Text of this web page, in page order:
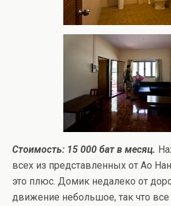
Стоимость: 15 000 бат в месяц.
всех из представленных от Ао
это плюс. Домик недалеко от
движение небольшое, так что все